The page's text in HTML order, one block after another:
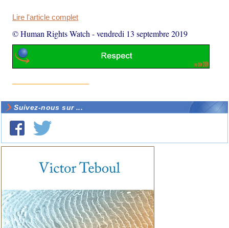
Lire l'article complet
© Human Rights Watch -vendredi 13 septembre 2019
Suivez-nous sur ...